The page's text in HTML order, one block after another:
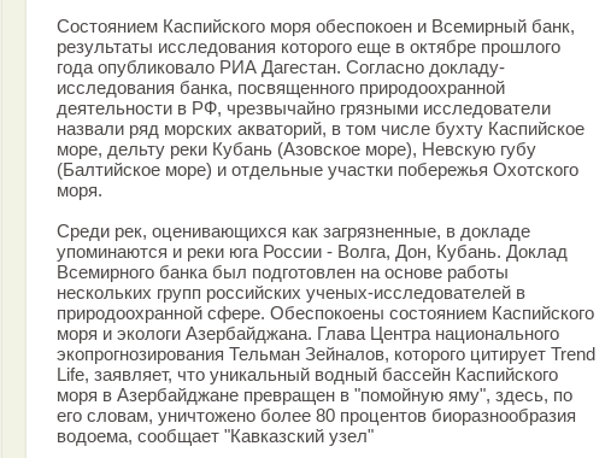
Состоянием Каспийского моря обеспокоен и Всемирный банк,
результаты исследования которого еще в октябре прошлого
года опубликовало РИА Дагестан. Согласно докладу-
исследования банка, посвященного природоохранной
деятельности в РФ, чрезвычайно грязными исследователи
назвали ряд морских акваторий, в том числе бухту Каспийское
море, дельту реки Кубань (Азовское море), Невскую губу
(Балтийское море) и отдельные участки побережья Охотского
моря.
Среди рек, оценивающихся как загрязненные, в докладе
упоминаются и реки юга России - Волга, Дон, Кубань. Доклад
Всемирного банка был подготовлен на основе работы
нескольких групп российских ученых-исследователей в
природоохранной сфере. Обеспокоены состоянием Каспийского
моря и экологи Азербайджана. Глава Центра национального
экопрогнозирования Тельман Зейналов, которого цитирует Trend
Life, заявляет, что уникальный водный бассейн Каспийского
моря в Азербайджане превращен в "помойную яму", здесь, по
его словам, уничтожено более 80 процентов биоразнообразия
водоема, сообщает "Кавказский узел"